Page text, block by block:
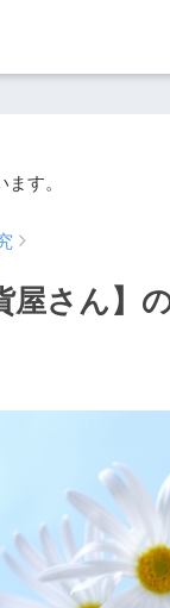
す。
屋さん】